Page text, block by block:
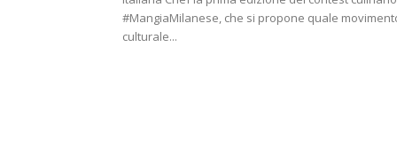
#MangiaMilanese, che si propone quale
culturale...